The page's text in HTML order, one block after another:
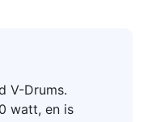
V-Drums.
watt, en is